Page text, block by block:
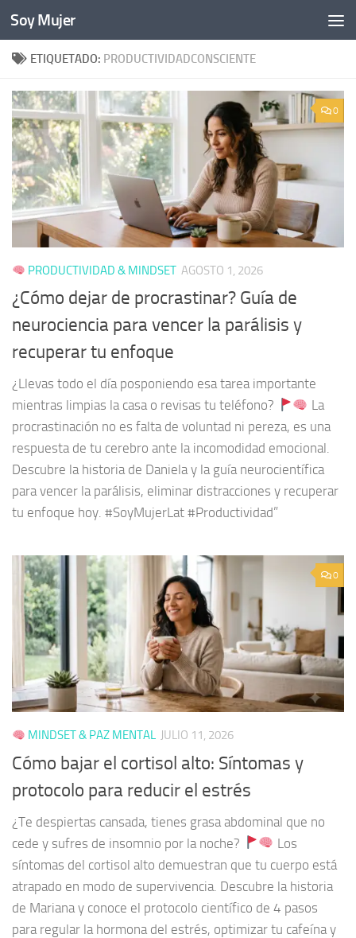
Bajo el contenido
Soy Mujer
ETIQUETADO: PRODUCTIVIDADCONSCIENTE
0
PRODUCTIVIDAD & MINDSET AGOSTO 1, 2026
¿Cómo dejar de procrastinar? Guía de
neurociencia para vencer la parálisis y
recuperar tu enfoque
¿Llevas todo el día posponiendo esa tarea importante
mientras limpias la casa o revisas tu teléfono?
La
procrastinación no es falta de voluntad ni pereza, es una
respuesta de tu cerebro ante la incomodidad emocional.
Descubre la historia de Daniela y la guía neurocientífica
para vencer la parálisis, eliminar distracciones y recuperar
tu enfoque hoy. #SoyMujerLat #Productividad”
0
MINDSET & PAZ MENTAL JULIO 11, 2026
Cómo bajar el cortisol alto: Síntomas y
protocolo para reducir el estrés
¿Te despiertas cansada, tienes grasa abdominal que no
cede y sufres de insomnio por la noche?
Los
síntomas del cortisol alto demuestran que tu cuerpo está
atrapado en modo de supervivencia. Descubre la historia
de Mariana y conoce el protocolo científico de 4 pasos
para regular la hormona del estrés, optimizar tu cafeína y